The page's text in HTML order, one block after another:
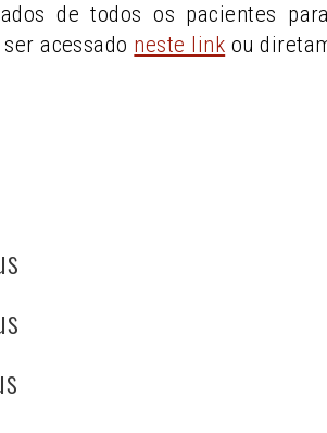
de todos os pacientes
acessado neste link ou